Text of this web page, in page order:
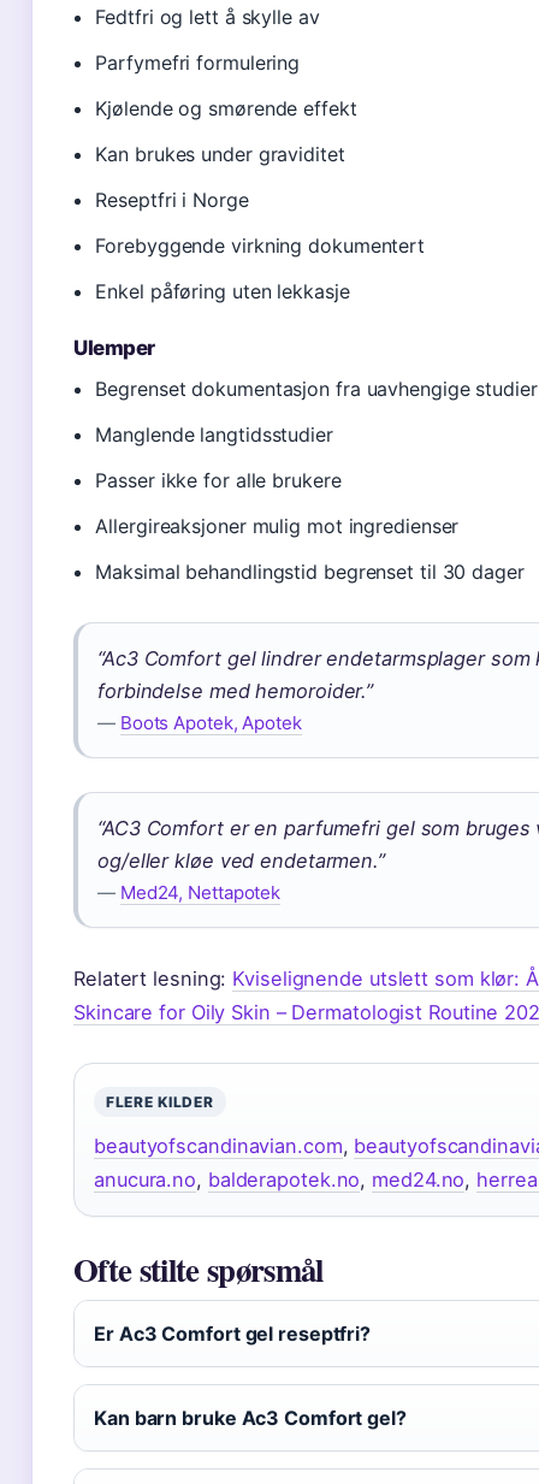
Fedtfri og lett å skylle av
Parfymefri formulering
Kjølende og smørende effekt
Kan brukes under graviditet
Reseptfri i Norge
Forebyggende virkning dokumentert
Enkel påføring uten lekkasje
Ulemper
Begrenset dokumentasjon fra uavhengige studier
Manglende langtidsstudier
Passer ikke for alle brukere
Allergireaksjoner mulig mot ingredienser
Maksimal behandlingstid begrenset til 30 dager
“Ac3 Comfort gel lindrer endetarmsplager
forbindelse med hemoroider.”
— Boots Apotek, Apotek
“AC3 Comfort er en parfumefri gel som
og/eller kløe ved endetarmen.”
— Med24, Nettapotek
Relatert lesning: Kviselignende utslett som klør:
Skincare for Oily Skin – Dermatologist Routine
FLERE KILDER
beautyofscandinavian.com,
anucura.no, balderapotek.no, med24.no,
Ofte stilte spørsmål
Er Ac3 Comfort gel reseptfri?
Kan barn bruke Ac3 Comfort gel?